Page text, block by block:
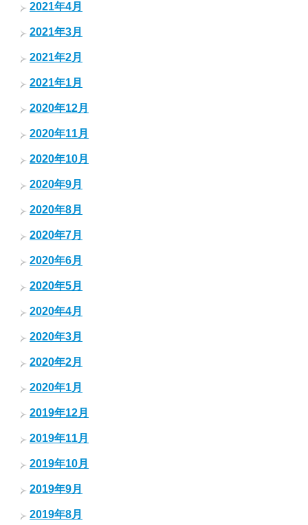
2021年4月
2021年3月
2021年2月
2021年1月
2020年12月
2020年11月
2020年10月
2020年9月
2020年8月
2020年7月
2020年6月
2020年5月
2020年4月
2020年3月
2020年2月
2020年1月
2019年12月
2019年11月
2019年10月
2019年9月
2019年8月